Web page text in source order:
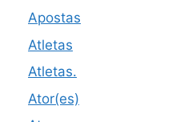
Apostas
Atletas
Atletas.
Ator(es)